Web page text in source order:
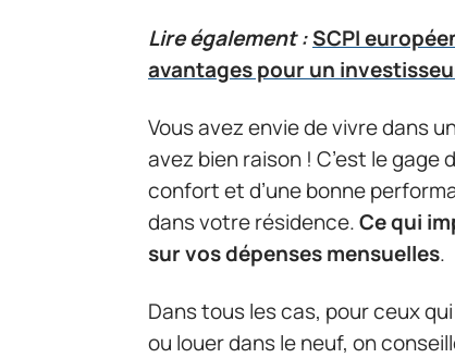
Lire également :SCPI
avantages pour un
Vous avez envie de vivre dans
avez bien raison ! C’est le gage
confort et d’une bonne
dans votre résidence.Ce qui
sur vos dépenses mensuelles.
Dans tous les cas, pour ceux
ou louer dans le neuf, on